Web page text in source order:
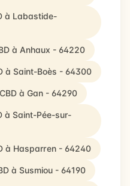
à Labastide-
à Anhaux - 64220
à Saint-Boès - 64300
à Gan - 64290
à Saint-Pée-sur-
à Hasparren - 64240
à Susmiou - 64190